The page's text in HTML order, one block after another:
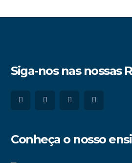
Siga-nos nas nossas
Conheça o nosso